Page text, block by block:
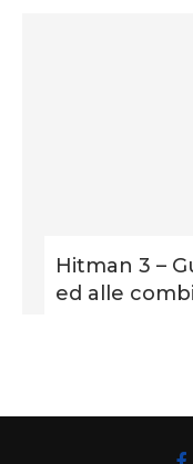
Hitman 3 –
ed alle